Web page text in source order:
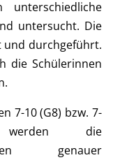
untersucht. Die
und durchgeführt.
die Schülerinnen
7-10 (G8) bzw. 7-
die
genauer